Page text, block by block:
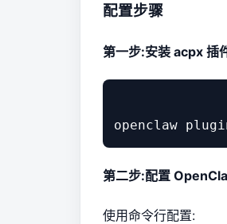
配置步骤
第一步:安装 acpx 插
第二步:配置
使用命令行配置: